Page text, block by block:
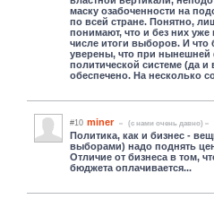
маску озабоченности на
по всей стране. Понятно,
понимают, что и без них
числе итоги выборов. И что
уверены, что при нынешней
политической системе (да
обеспечено. На несколько
#10 miner (c нами очень давно)
Политика, как и бизнес -
выборами) надо поднять
Отличие от бизнеса в том,
бюджета оплачивается...